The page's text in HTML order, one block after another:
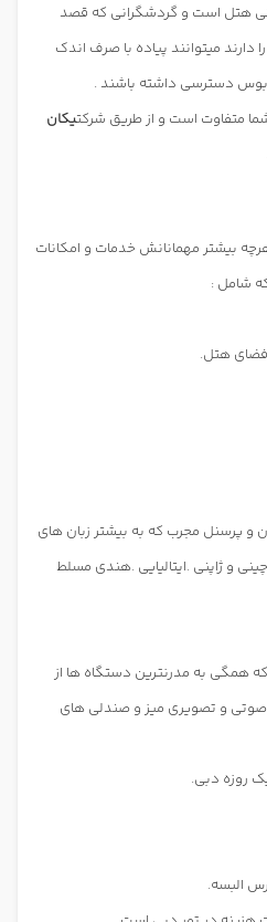
هتل است و گردشگرانی که قصد
میتوانند پیاده با صرف اندک
دسترسی داشته باشند .
متفاوت است و از طریق شرکتیکان
بیشتر مهمانانش خدمات و امکانات
شامل :
فضای هتل.
و پرسنل مجرب که به بیشتر زبان های
و ژاپنی .ایتالیایی .هندی مسلط
همگی به مدرنترین دستگاه ها از
و تصویری میز و صندلی های
روزه دبی.
البسه.